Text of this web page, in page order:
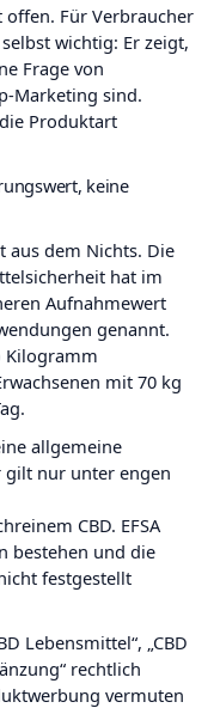
Für Verbraucher
wichtig: Er zeigt,
Frage von
Marketing sind.
Produktart
keine
aus dem Nichts. Die
hat im
Aufnahmewert
genannt.
Kilogramm
mit 70 kg
allgemeine
gilt nur unter engen
CBD. EFSA
bestehen und die
festgestellt
Lebensmittel“, „CBD
rechtlich
vermuten